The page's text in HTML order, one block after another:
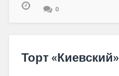
0
Торт «Киевский»